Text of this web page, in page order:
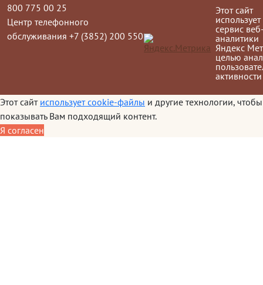
800 775 00 25
Центр телефонного
обслуживания +7 (3852) 200 550
Этот сайт
использует
сервис
аналитики
Яндекс
целью
активности
Этот сайт использует cookie-файлы и другие технологии, чтобы
показывать Вам подходящий контент.
Я согласен